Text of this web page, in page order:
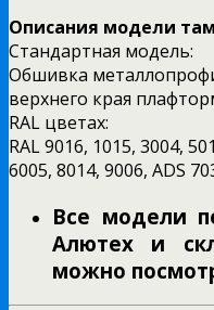
Описания модели
Стандартная модель:
Обшивка
верхнего края
RAL цветах:
RAL 9016, 1015, 3004,
6005, 8014, 9006, ADS
Все модели
Алютех и
можно